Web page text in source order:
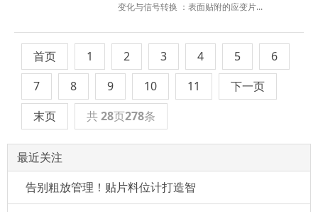
变化与信号转换 ：表面贴附的应变片...
首页 1 2 3 4 5
6
7
8 9 10 11
下一页
末页
共28页278条
最近关注
告别粗放管理！贴片料位计打造智